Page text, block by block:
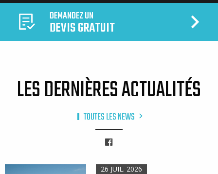
DEMANDEZ UN
DEVIS GRATUIT
LES DERNIÈRES ACTUALITÉS
TOUTES LES NEWS
26 JUIL. 2026